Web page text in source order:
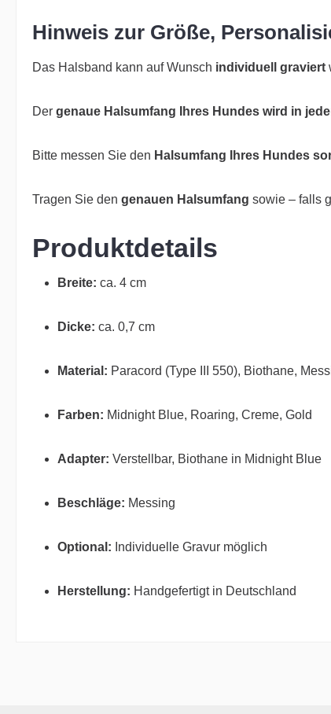
Hinweis zur Größe,
Das Halsband kann auf Wunsch individuell graviert
Der genaue Halsumfang Ihres Hundes wird in
Bitte messen Sie den Halsumfang Ihres Hundes
Tragen Sie den genauen Halsumfang sowie – falls
Produktdetails
Breite: ca. 4 cm
Dicke: ca. 0,7 cm
Material: Paracord (Type III 550), Biothane,
Farben: Midnight Blue, Roaring, Creme, Gold
Adapter: Verstellbar, Biothane in Midnight Blue
Beschläge: Messing
Optional: Individuelle Gravur möglich
Herstellung: Handgefertigt in Deutschland